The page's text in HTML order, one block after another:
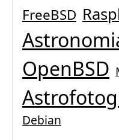
FreeBSD
OpenBSD
Debian